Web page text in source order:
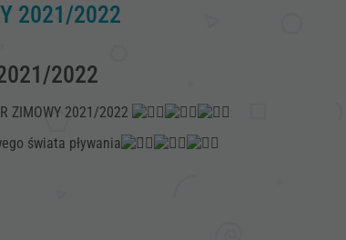
2021/2022
2022
ZIMOWY 2021/2022
świata pływania